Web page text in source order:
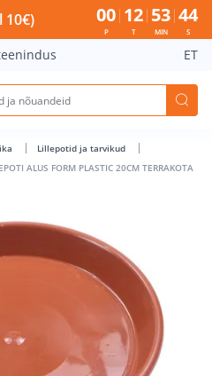
20CM TERRAKOTA - Bauhof
10€) 00
P
12
T
53
MIN
44
S
ET
Lillepotid ja tarvikud
ALUS FORM PLASTIC 20CM TERRAKOTA